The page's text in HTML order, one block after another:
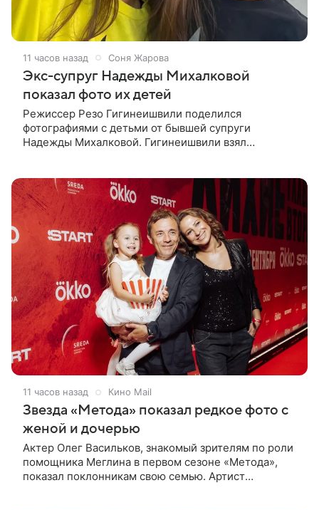
11 часов назад Соня Жарова
Экс-супруг Надежды Михалковой
показал фото их детей
Режиссер Резо Гигинеишвили поделился
фотографиями с детьми от бывшей супруги
Надежды Михалковой. Гигинеишвили взял
11 часов назад Кино Mail
Звезда «Метода» показал редкое фото с
женой и дочерью
Актер Олег Васильков, знакомый зрителям по роли
помощника Меглина в первом сезоне «Метода»,
показал поклонникам свою семью. Артист